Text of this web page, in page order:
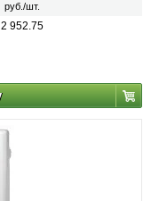
руб./шт.
2 952.75